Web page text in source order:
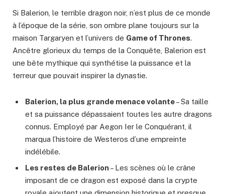
Si Balerion, le terrible dragon noir, n’est plus de ce monde
à l’époque de la série, son ombre plane toujours sur la
maison Targaryen et l’univers de Game of Thrones.
Ancêtre glorieux du temps de la Conquête, Balerion est
une bête mythique qui synthétise la puissance et la
terreur que pouvait inspirer la dynastie.
Balerion, la plus grande menace volante– Sa taille
et sa puissance dépassaient toutes les autre dragons
connus. Employé par Aegon Ier le Conquérant, il
marqua l’histoire de Westeros d’une empreinte
indélébile.
Les restes de Balerion– Les scènes où le crâne
imposant de ce dragon est exposé dans la crypte